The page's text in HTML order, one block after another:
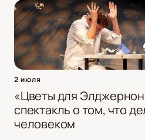
2 июля
«Цветы для
спектакль о том, что
человеком